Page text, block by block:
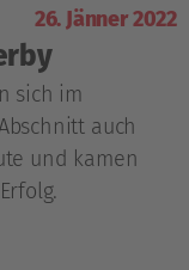
26. Jänner 2022
sich im
auch
und kamen